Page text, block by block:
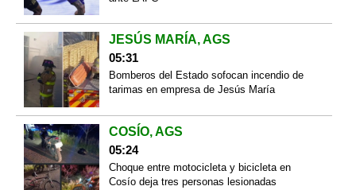
JESÚS MARÍA, AGS
05:31
Bomberos del Estado sofocan incendio de
tarimas en empresa de Jesús María
COSÍO, AGS
05:24
Choque entre motocicleta y bicicleta en
Cosío deja tres personas lesionadas